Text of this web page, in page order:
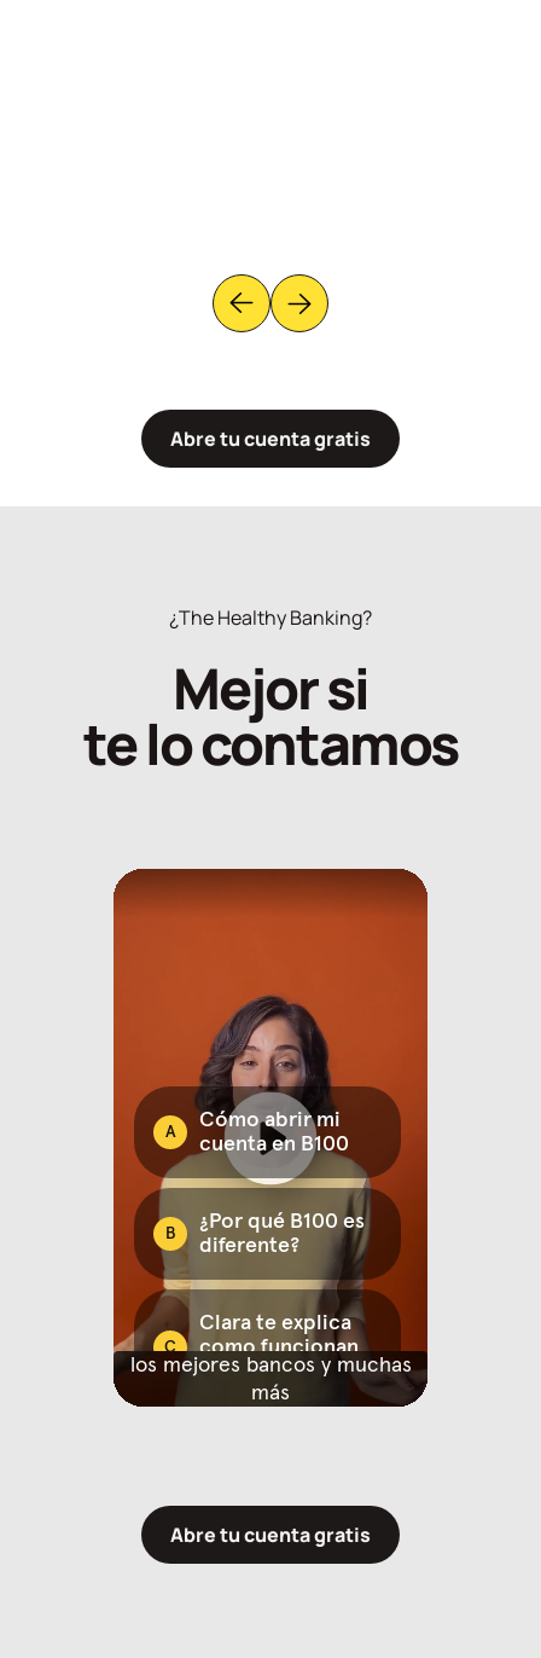
Botón para leer la opinión anterior
Botón para leer la opinión
Abre tu cuenta gratis
¿The Healthy Banking?
Mejor si
te lo contamos
Abre tu cuenta gratis